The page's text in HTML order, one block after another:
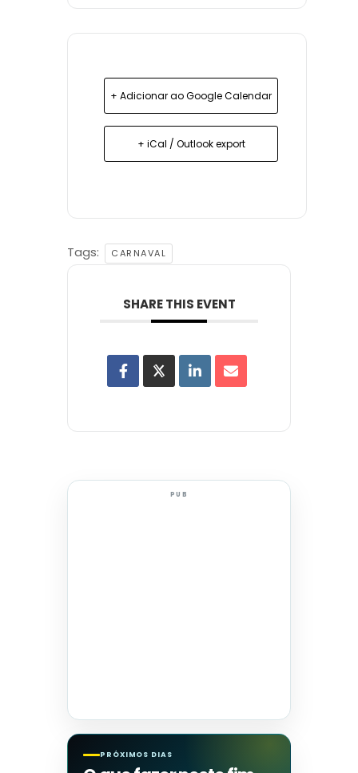
+ Adicionar ao Google Calendar
+ iCal / Outlook export
Tags: CARNAVAL
SHARE THIS EVENT
PUB
PRÓXIMOS DIAS